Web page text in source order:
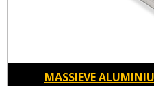
MASSIEVE